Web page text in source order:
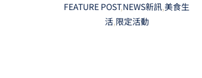
FEATURE POST,NEWS新訊,美食生
活,限定活動